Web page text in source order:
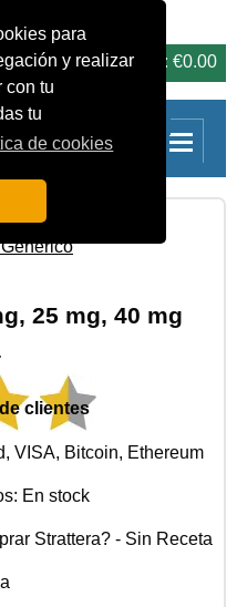
para
y realizar
con tu
tu
de cookies
0 Productos: €0.00
25 mg, 40 mg
clientes
VISA, Bitcoin, Ethereum
En stock
Strattera? - Sin Receta